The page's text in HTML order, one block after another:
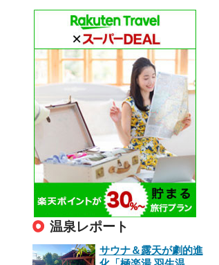
温泉レポート
サウナ＆露天が劇的進